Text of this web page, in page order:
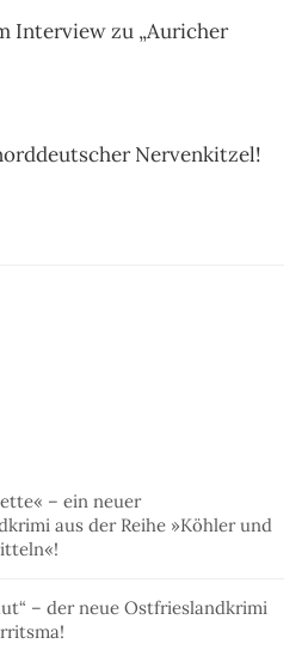
Interview zu „Auricher
Nervenkitzel!
– ein neuer
aus der Reihe »Köhler und
– der neue Ostfrieslandkrimi